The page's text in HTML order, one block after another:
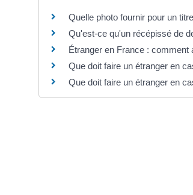
Quelle photo fournir pour un
Qu'est-ce qu'un récépissé de
Étranger en France : comment
Que doit faire un étranger en
Que doit faire un étranger en